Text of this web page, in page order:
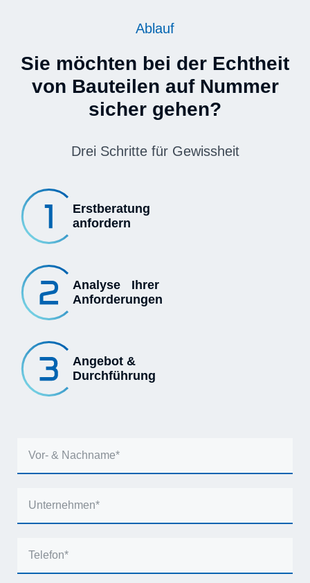
Ablauf
Sie möchten bei der Echtheit
von Bauteilen auf Nummer
sicher gehen?
Drei Schritte für Gewissheit
Erstberatung
anfordern
Analyse Ihrer
Anforderungen
Angebot &
Durchführung